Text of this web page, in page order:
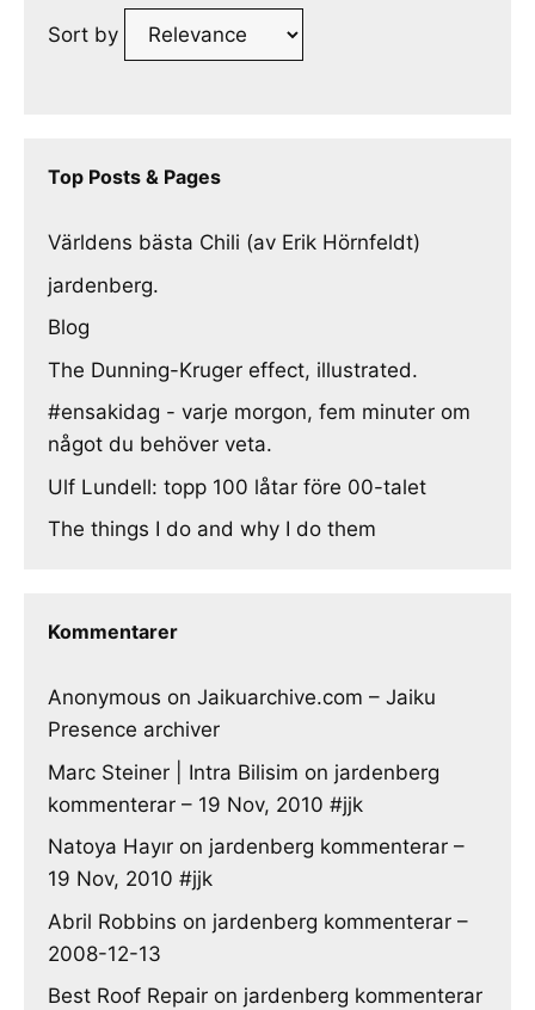
Sort by
Top Posts & Pages
Världens bästa Chili (av Erik Hörnfeldt)
jardenberg.
Blog
The Dunning-Kruger effect, illustrated.
#ensakidag - varje morgon, fem minuter om
något du behöver veta.
Ulf Lundell: topp 100 låtar före 00-talet
The things I do and why I do them
Kommentarer
Anonymous on Jaikuarchive.com – Jaiku
Presence archiver
Marc Steiner | Intra Bilisim on jardenberg
kommenterar – 19 Nov, 2010 #jjk
Natoya Hayır on jardenberg kommenterar –
19 Nov, 2010 #jjk
Abril Robbins on jardenberg kommenterar –
2008-12-13
Best Roof Repair on jardenberg kommenterar